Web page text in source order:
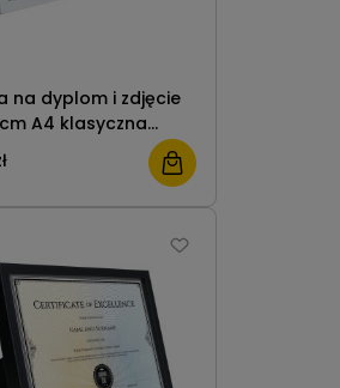
na dyplom i zdjęcie
A4 klasyczna
wisząca biała BD